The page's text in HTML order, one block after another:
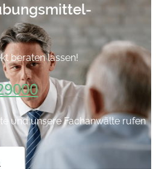
beraten lassen!
und unsere Fachanwälte rufen